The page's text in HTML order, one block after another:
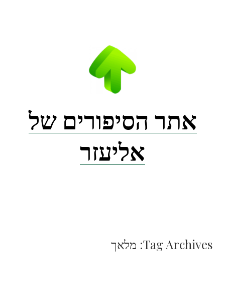
אתר הסיפורים של
אליעזר
Tag Archives: מלאך